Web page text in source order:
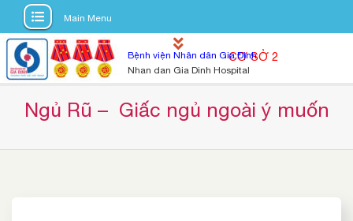
S
Main Menu
Bệnh viện Nhân dân Gia Định
Nhan dan Gia Dinh Hospital
CƠ SỞ 2
Ngủ Rũ –  Giấc ngủ ngoài ý muốn